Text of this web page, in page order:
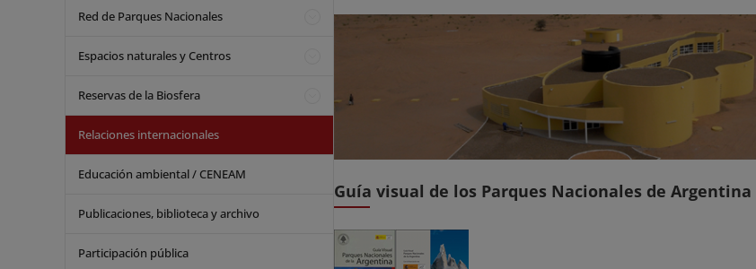
Red de Parques Nacionales
Espacios naturales y Centros
Reservas de la Biosfera
Relaciones internacionales
Educación ambiental / CENEAM
Publicaciones, biblioteca y archivo
Participación pública
Guía visual de los Parques Nacionales de Argentina